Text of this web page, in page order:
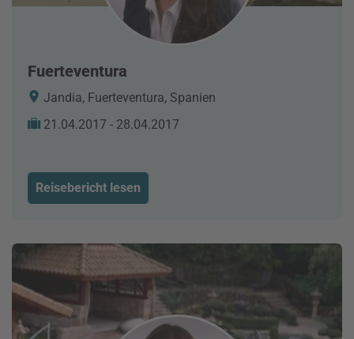
Fuerteventura
Jandia, Fuerteventura, Spanien
21.04.2017 - 28.04.2017
Reisebericht lesen